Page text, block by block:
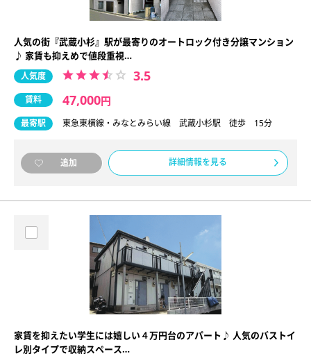
人気の街『武蔵小杉』駅が最寄りのオートロック付き分譲マンション
♪ 家賃も抑えめで値段重視…
人気度 3.5
賃料 47,000円
最寄駅 東急東横線・みなとみらい線 武蔵小杉駅 徒歩 15分
追加 詳細情報を見る
家賃を抑えたい学生には嬉しい４万円台のアパート♪ 人気のバストイ
レ別タイプで収納スペース…